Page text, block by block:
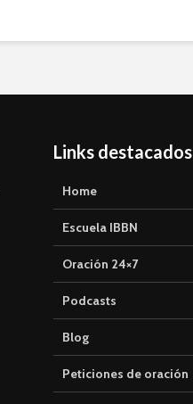
Links destacados
Home
Escuela IBBN
Oración 24×7
Podcasts
Blog
Peticiones de oración